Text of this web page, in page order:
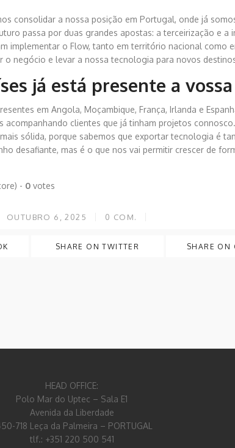
consolidar a nossa posição em Portugal, onde já
passa por duas grandes apostas: a terceirização e a
implementar o Flow, tanto em território nacional como
o negócio e levar a nossa tecnologia para novos
já está presente a
em Angola, Moçambique, França, Irlanda e
acompanhando clientes que já tinham projetos
sólida, porque sabemos que exportar tecnologia é
desafiante, mas é o que nos vai permitir crescer de
- 0 votes
OUTUBRO 6, 2025 0 COM.
SHARE ON TWITTER SHARE ON
HEAD OFFICE:
Polo Mar do Uptec – Sala E1
Avenida da Liberdade
718 Leça da Palmeira – PORTUGAL
tlf.: +351 220 500 541